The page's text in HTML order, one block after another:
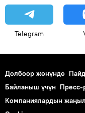
Telegram
Долбоор жөнүндө
Байланыш үчүн Пресс-
Компаниялардын